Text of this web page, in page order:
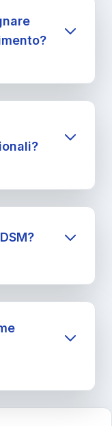
sui loro